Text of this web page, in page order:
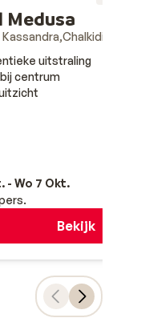
Medusa
Chalkidiki
uitstraling
centrum
- Wo 7 Okt.
Bekijk